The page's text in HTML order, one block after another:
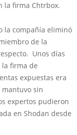
la firma Chtrbox.
la compañía eliminó
de la
Unos días
la firma de
expuestas era
mantuvo sin
expertos pudieron
en Shodan desde